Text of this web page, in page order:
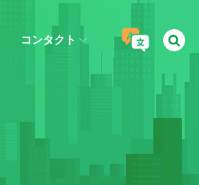
コンタクト